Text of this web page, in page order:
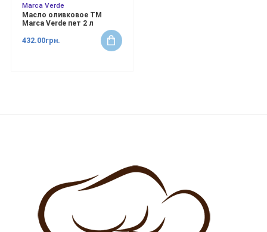
Marca Verde
Масло оливковое ТМ
Marca Verde пет 2 л
432.00грн.